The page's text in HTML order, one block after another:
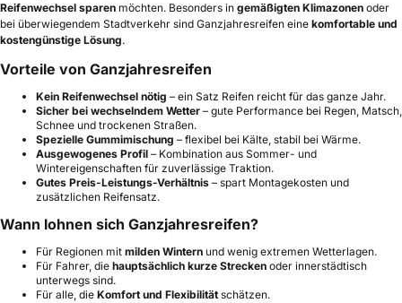
Reifenwechsel sparen möchten. Besonders in gemäßigten Klimazonen oder
bei überwiegendem Stadtverkehr sind Ganzjahresreifen eine komfortable und
kostengünstige Lösung.
Vorteile von Ganzjahresreifen
Kein Reifenwechsel nötig – ein Satz Reifen reicht für das ganze Jahr.
Sicher bei wechselndem Wetter – gute Performance bei Regen, Matsch,
Schnee und trockenen Straßen.
Spezielle Gummimischung – flexibel bei Kälte, stabil bei Wärme.
Ausgewogenes Profil – Kombination aus Sommer- und
Wintereigenschaften für zuverlässige Traktion.
Gutes Preis-Leistungs-Verhältnis – spart Montagekosten und
zusätzlichen Reifensatz.
Wann lohnen sich Ganzjahresreifen?
Für Regionen mit milden Wintern und wenig extremen Wetterlagen.
Für Fahrer, die hauptsächlich kurze Strecken oder innerstädtisch
unterwegs sind.
Für alle, die Komfort und Flexibilität schätzen.